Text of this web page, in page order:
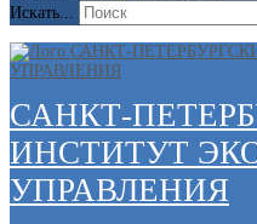
Искать...
САНКТ-
ИНСТИТУТ
УПРАВЛЕНИЯ